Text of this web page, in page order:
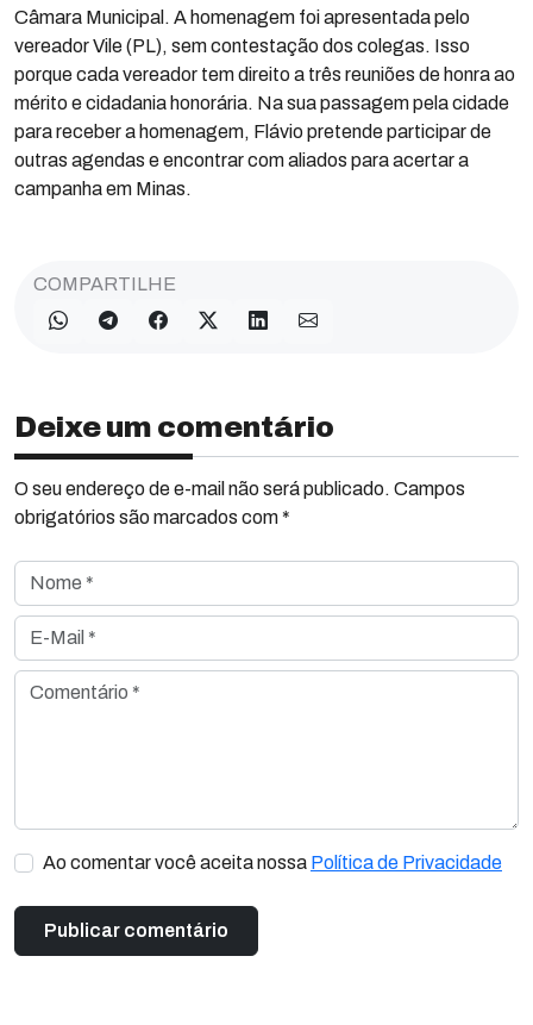
Câmara Municipal. A homenagem foi apresentada pelo
vereador Vile (PL), sem contestação dos colegas. Isso
porque cada vereador tem direito a três reuniões de honra ao
mérito e cidadania honorária. Na sua passagem pela cidade
para receber a homenagem, Flávio pretende participar de
outras agendas e encontrar com aliados para acertar a
campanha em Minas.
COMPARTILHE
Deixe um comentário
O seu endereço de e-mail não será publicado. Campos
obrigatórios são marcados com *
Nome *
E-Mail *
Comentário *
Ao comentar você aceita nossa Política de Privacidade